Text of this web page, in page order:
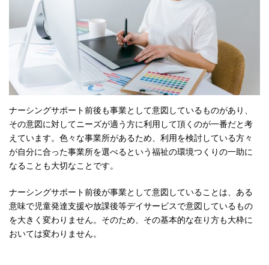
ナーシングサポート前後も事業として意図しているものがあり、
その意図に対してニーズが適う方に利用して頂くのが一番だと考
えています。色々な事業所があるため、利用を検討している方々
が自分に合った事業所を選べるという福祉の環境つくりの一助に
なることも大切なことです。
ナーシングサポート前後が事業として意図していることは、ある
意味で児童発達支援や放課後等デイサービスで意図しているもの
を大きく変わりません。そのため、その基本的な在り方も大枠に
おいては変わりません。